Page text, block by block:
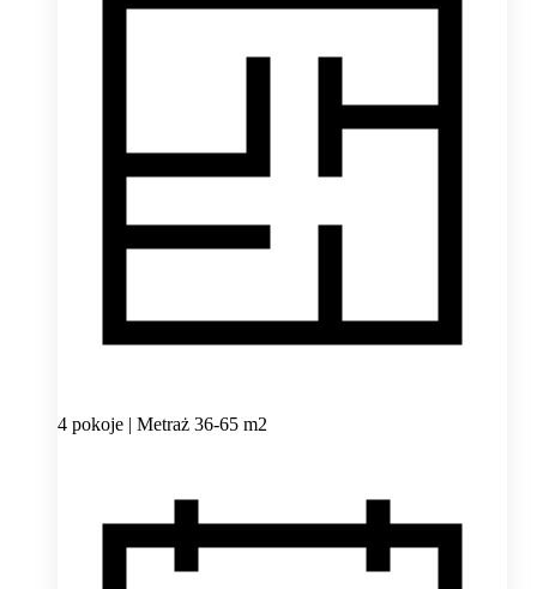
4 pokoje | Metraż 36-65 m2